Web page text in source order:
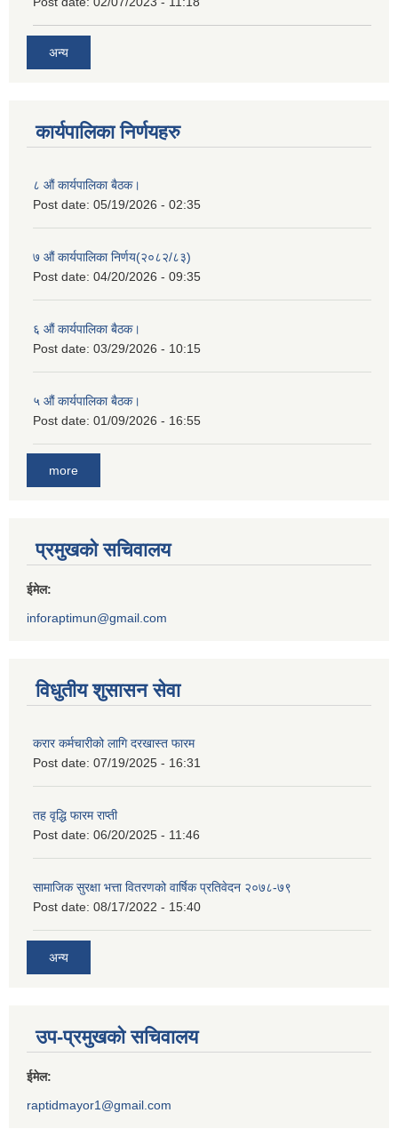
अन्य
कार्यपालिका निर्णयहरु
८ औं कार्यपालिका बैठक।
Post date: 05/19/2026 - 02:35
७ औं कार्यपालिका निर्णय(२०८२/८३)
Post date: 04/20/2026 - 09:35
६ औं कार्यपालिका बैठक।
Post date: 03/29/2026 - 10:15
५ औं कार्यपालिका बैठक।
Post date: 01/09/2026 - 16:55
more
प्रमुखको सचिवालय
ईमेल:
inforaptimun@gmail.com
विधुतीय शुसासन सेवा
करार कर्मचारीको लागि दरखास्त फारम
Post date: 07/19/2025 - 16:31
तह वृद्धि फारम राप्ती
Post date: 06/20/2025 - 11:46
सामाजिक सुरक्षा भत्ता वितरणको वार्षिक प्रतिवेदन २०७८-७९
Post date: 08/17/2022 - 15:40
अन्य
उप-प्रमुखको सचिवालय
ईमेल:
raptidmayor1@gmail.com